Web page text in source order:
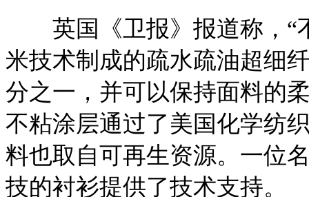
英国《卫报》报道称，“
米技术制成的疏水疏油超细
分之一，并可以保持面料的
不粘涂层通过了美国化学纺
料也取自可再生资源。一位
技的衬衫提供了技术支持。